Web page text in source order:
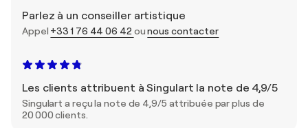
Parlez à un conseiller artistique
Appel +33 1 76 44 06 42 ounous contacter
Les clients attribuent à Singulart la note de 4,9/5
Singulart a reçu la note de 4,9/5 attribuée par plus de
20 000 clients.